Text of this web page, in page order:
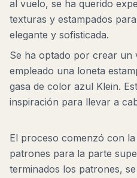
al vuelo, se ha querido
texturas y estampados
elegante y sofisticada.
Se ha optado por crear un
empleado una loneta
gasa de color azul Klein.
inspiración para llevar a
El proceso comenzó con
patrones para la parte
terminados los patrones,